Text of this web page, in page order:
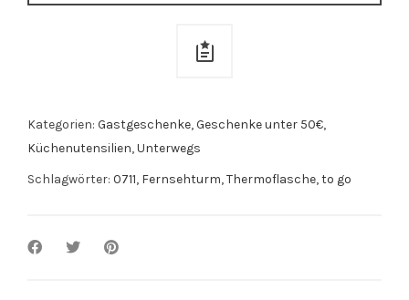
Kategorien: Gastgeschenke,Geschenke unter 50€,
Küchenutensilien,Unterwegs
Schlagwörter: 0711, Fernsehturm,Thermoflasche,to go